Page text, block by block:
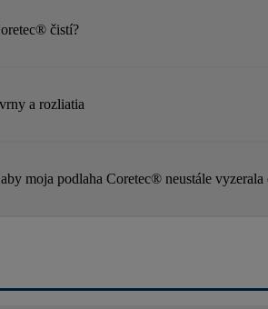
čistí?
a rozliatia
moja podlaha Coretec® neustále vyzerala